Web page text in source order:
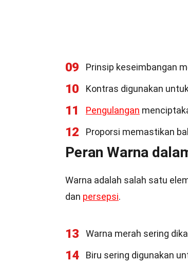
09 Prinsip keseimbangan
10 Kontras digunakan
11 Pengulangan
12 Proporsi memastikan
Peran Warna
Warna adalah salah satu
dan persepsi.
13 Warna merah sering
14 Biru sering digunakan